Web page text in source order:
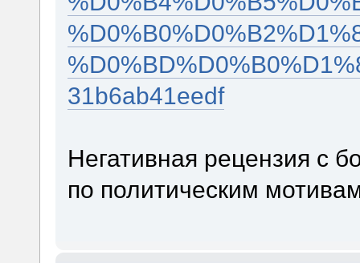
31b6ab41eedf
Негативная рецензия с
по политическим